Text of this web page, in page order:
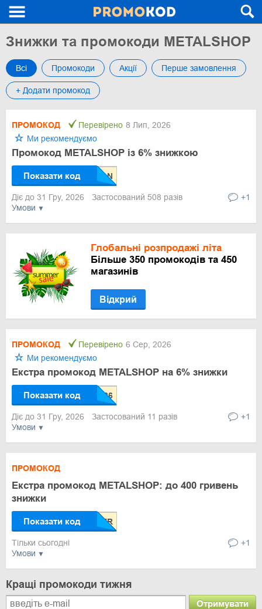
Знижки та промокоди METALSHOP
Всі Промокоди Акції Перше замовлення
+ Додати промокод
Умови
ПРОМОКОД Перевірено 8 Лип, 2026
Ми рекомендуємо
Промокод METALSHOP із 6% знижкою
Показати код
Діє до 31 Гру, 2026 Застосований 508 разів +1
Глобальні розпродажі літа
Більше 350 промокодів та 450
магазинів
Відкрий
Умови
ПРОМОКОД Перевірено 6 Сер, 2026
Ми рекомендуємо
Екстра промокод METALSHOP на 6% знижки
Показати код
Діє до 31 Гру, 2026 Застосований 11 разів +1
Умови
ПРОМОКОД
Екстра промокод METALSHOP: до 400 гривень
знижки
Показати код
Тільки сьогодні +1
Кращі промокоди тижня
Отримувати